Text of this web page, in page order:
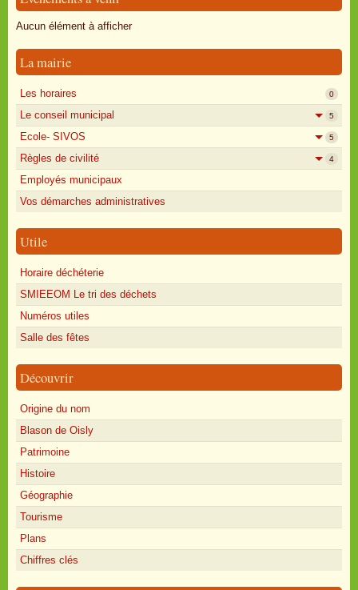
Oisly autrefois
Annonces
Aucun élément à afficher
La mairie
Les horaires 0
Le conseil municipal 5
Ecole- SIVOS 5
Règles de civilité 4
Employés municipaux
Vos démarches administratives
Utile
Horaire déchéterie
SMIEEOM Le tri des déchets
Numéros utiles
Salle des fêtes
Découvrir
Origine du nom
Blason de Oisly
Patrimoine
Histoire
Géographie
Tourisme
Plans
Chiffres clés